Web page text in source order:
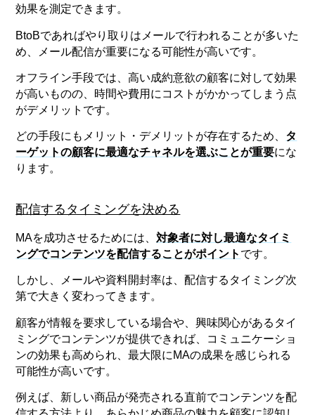
効果を測定できます。
BtoBであればやり取りはメールで行われることが多いた
め、メール配信が重要になる可能性が高いです。
オフライン手段では、高い成約意欲の顧客に対して効果
が高いものの、時間や費用にコストがかかってしまう点
がデメリットです。
どの手段にもメリット・デメリットが存在するため、 タ
ーゲットの顧客に最適なチャネルを選ぶことが重要にな
ります。
配信するタイミングを決める
MAを成功させるためには、対象者に対し最適なタイミ
ングでコンテンツを配信することがポイント です。
しかし、メールや資料開封率は、配信するタイミング次
第で大きく変わってきます。
顧客が情報を要求している場合や、興味関心があるタイ
ミングでコンテンツが提供できれば、コミュニケーショ
ンの効果も高められ、最大限にMAの成果を感じられる
可能性が高いです。
例えば、新しい商品が発売される直前でコンテンツを配